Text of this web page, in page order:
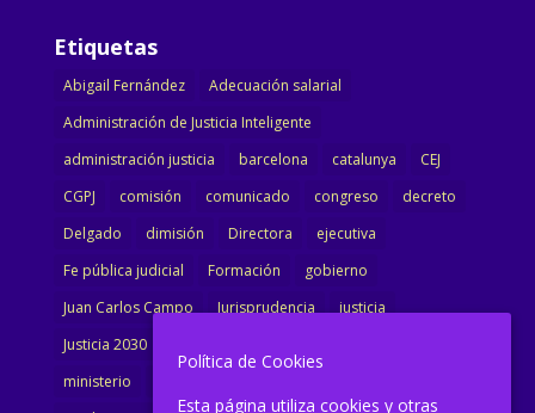
Etiquetas
Abigail Fernández
Adecuación salarial
Administración de Justicia Inteligente
administración justicia
barcelona catalunya
CEJ
CGPJ
comisión comunicado congreso
decreto
Delgado
dimisión Directora
ejecutiva
Fe pública judicial
Formación
gobierno
Juan Carlos Campo
Jurisprudencia
justicia
Justicia 2030
ministerio
Política de Cookies
Esta página utiliza cookies y otras